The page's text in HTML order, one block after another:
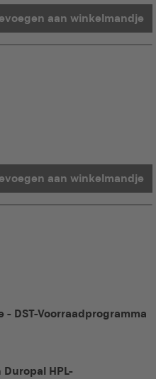
aan winkelmandje
aan winkelmandje
- DST-Voorraadprogramma
Duropal HPL-